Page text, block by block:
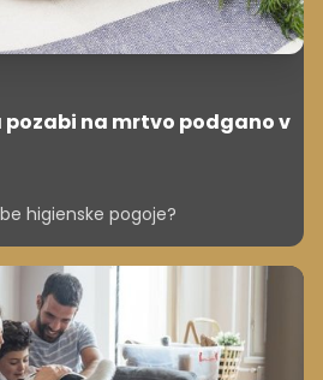
pozabi na mrtvo podgano v
higienske pogoje?